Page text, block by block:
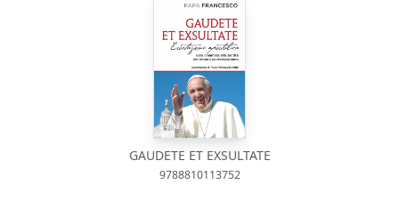
GAUDETE ET EXSULTATE
9788810113752